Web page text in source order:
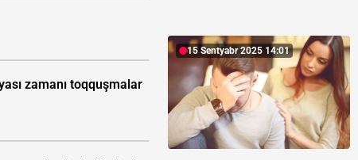
zamanı toqquşmalar
15 Sentyabr 2025 14:01